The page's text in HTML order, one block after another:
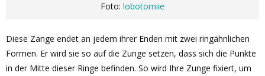
Foto: lobotomiie
Diese Zange endet an jedem ihrer Enden mit zwei ringähnlichen
Formen. Er wird sie so auf die Zunge setzen, dass sich die Punkte
in der Mitte dieser Ringe befinden. So wird Ihre Zunge fixiert, um